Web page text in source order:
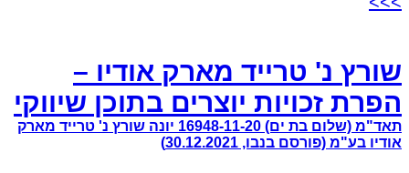
שורץ נ' טרייד מארק אודיו –
הפרת זכויות יוצרים בתוכן שיווקי
תאד"מ (שלום בת ים) 16948-11-20 יונה שורץ נ' טרייד מארק
אודיו בע"מ (פורסם בנבו, 30.12.2021)